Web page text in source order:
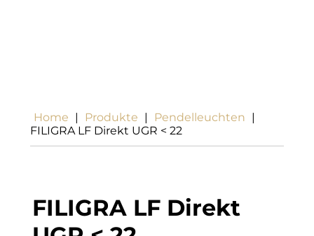
Home | Produkte | Pendelleuchten
|
FILIGRA LF Direkt UGR < 22
FILIGRA LF Direkt